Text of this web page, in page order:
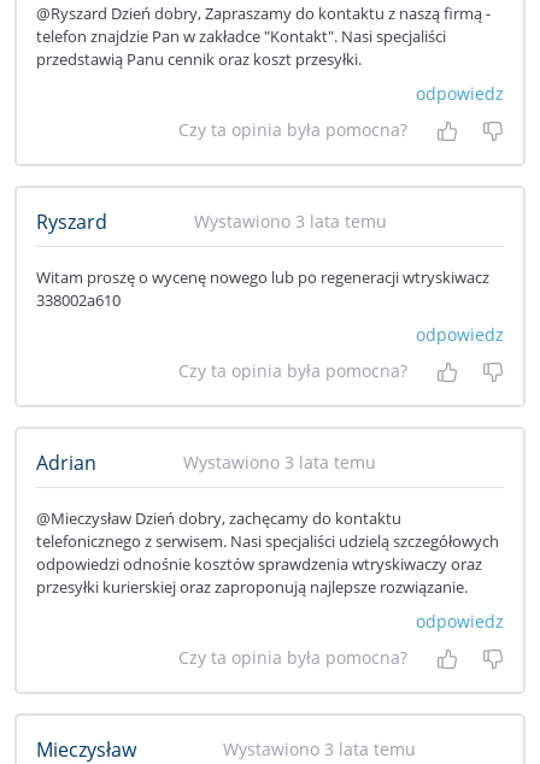
@Ryszard Dzień dobry, Zapraszamy do kontaktu z naszą firmą -
telefon znajdzie Pan w zakładce "Kontakt". Nasi specjaliści
przedstawią Panu cennik oraz koszt przesyłki.
odpowiedz
Czy ta opinia była pomocna?
Tak, była
Nie
Ryszard Wystawiono 3 lata temu
Witam proszę o wycenę nowego lub po regeneracji wtryskiwacz
338002a610
odpowiedz
Czy ta opinia była pomocna?
Tak, była
Nie
Adrian Wystawiono 3 lata temu
@Mieczysław Dzień dobry, zachęcamy do kontaktu
telefonicznego z serwisem. Nasi specjaliści udzielą szczegółowych
odpowiedzi odnośnie kosztów sprawdzenia wtryskiwaczy oraz
przesyłki kurierskiej oraz zaproponują najlepsze rozwiązanie.
odpowiedz
Czy ta opinia była pomocna?
Tak, była
Nie
Mieczysław Wystawiono 3 lata temu